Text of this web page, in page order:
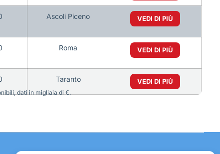
Ascoli Piceno VEDI DI PIÙ
Roma VEDI DI PIÙ
Taranto VEDI DI PIÙ
dati in migliaia di €.